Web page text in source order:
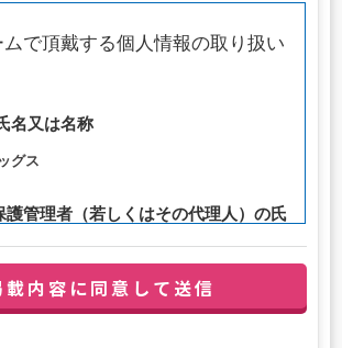
ムで頂戴する個人情報の取り扱い
名又は名称
グス
護管理者（若しくはその代理人）の氏